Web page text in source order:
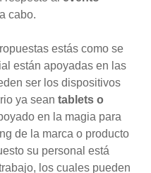
cabo.
estás como se
están apoyadas en las
ser los dispositivos
ya sean tablets o
en la magia para
de la marca o producto
su personal está
los cuales pueden